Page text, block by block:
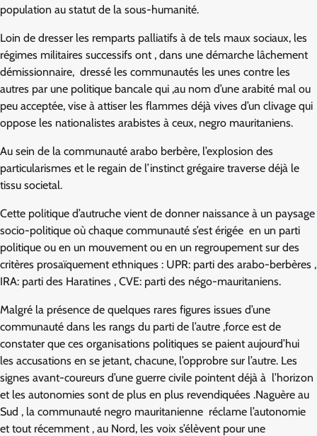
population au statut de la sous-humanité.
Loin de dresser les remparts palliatifs à de tels maux sociaux, les
régimes militaires successifs ont , dans une démarche lâchement
démissionnaire, dressé les communautés les unes contre les
autres par une politique bancale qui ,au nom d’une arabité mal ou
peu acceptée, vise à attiser les flammes déjà vives d’un clivage qui
oppose les nationalistes arabistes à ceux, negro mauritaniens.
Au sein de la communauté arabo berbère, l’explosion des
particularismes et le regain de l’instinct grégaire traverse déjà le
tissu societal.
Cette politique d’autruche vient de donner naissance à un paysage
socio-politique où chaque communauté s’est érigée en un parti
politique ou en un mouvement ou en un regroupement sur des
critères prosaïquement ethniques : UPR: parti des arabo-berbères ,
IRA: parti des Haratines , CVE: parti des négo-mauritaniens.
Malgré la présence de quelques rares figures issues d’une
communauté dans les rangs du parti de l’autre ,force est de
constater que ces organisations politiques se paient aujourd’hui
les accusations en se jetant, chacune, l’opprobre sur l’autre. Les
signes avant-coureurs d’une guerre civile pointent déjà à l’horizon
et les autonomies sont de plus en plus revendiquées .Naguère au
Sud , la communauté negro mauritanienne réclame l’autonomie
et tout récemment , au Nord, les voix s’élèvent pour une